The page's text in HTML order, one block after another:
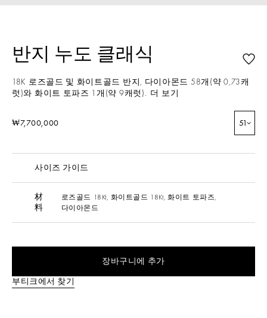
반지 누도 클래식
18K 로즈골드 및 화이트골드 반지, 다이아몬드 58개(약 0,73캐
럿)와 화이트 토파즈 1개(약 9캐럿). 더 보기
₩7,700,000 51
사이즈 가이드
材
料
로즈골드 18Kt, 화이트골드 18Kt, 화이트 토파즈,
다이아몬드
장바구니에 추가
부티크에서 찾기